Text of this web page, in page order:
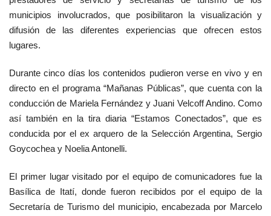
municipios involucrados, que posibilitaron la visualización y
difusión de las diferentes experiencias que ofrecen estos
lugares.
Durante cinco días los contenidos pudieron verse en vivo y en
directo en el programa “Mañanas Públicas”, que cuenta con la
conducción de Mariela Fernández y Juani Velcoff Andino. Como
así también en la tira diaria “Estamos Conectados”, que es
conducida por el ex arquero de la Selección Argentina, Sergio
Goycochea y Noelia Antonelli.
El primer lugar visitado por el equipo de comunicadores fue la
Basílica de Itatí, donde fueron recibidos por el equipo de la
Secretaría de Turismo del municipio, encabezada por Marcelo